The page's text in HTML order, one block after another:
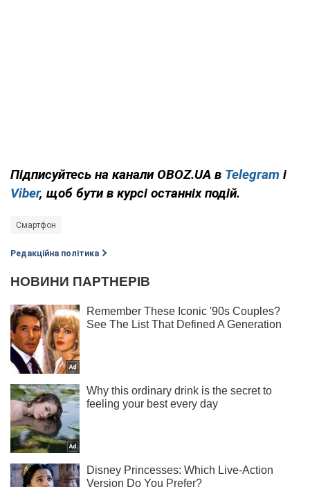
Підписуйтесь на канали OBOZ.UA в Telegram і
Viber, щоб бути в курсі останніх подій.
Смартфон
Редакційна політика